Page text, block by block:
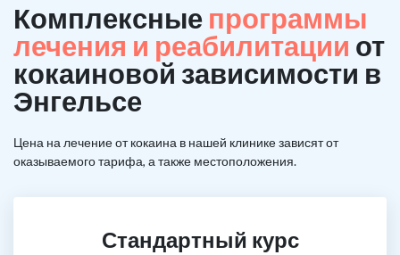
Комплексные программы
лечения и реабилитации от
кокаиновой зависимости в
Энгельсе
Цена на лечение от кокаина в нашей клинике зависят от
оказываемого тарифа, а также местоположения.
Стандартный курс